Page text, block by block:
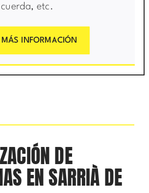
etc.
MÁS INFORMACIÓN
DE
EN SARRIÀ DE